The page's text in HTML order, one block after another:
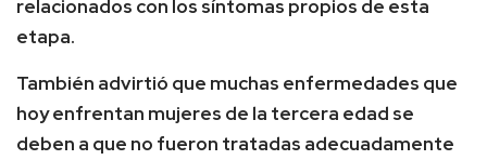
relacionados con los síntomas propios de esta
etapa.
También advirtió que muchas enfermedades que
hoy enfrentan mujeres de la tercera edad se
deben a que no fueron tratadas adecuadamente